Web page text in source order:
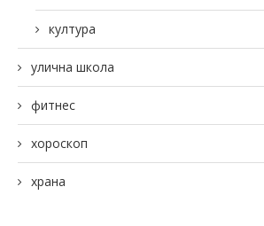
култура
улична школа
фитнес
хороскоп
храна